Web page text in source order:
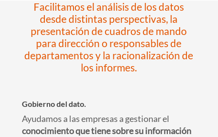
Facilitamos el análisis de los datos
desde distintas perspectivas, la
presentación de cuadros de mando
para dirección o responsables de
departamentos y la racionalización de
los informes.
Gobierno del dato.
Ayudamos a las empresas a gestionar el
conocimiento que tiene sobre su información